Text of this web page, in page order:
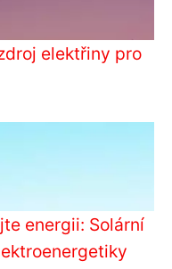
elektřiny pro
energii: Solární